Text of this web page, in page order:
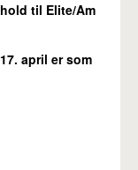
til Elite/Am
april er som